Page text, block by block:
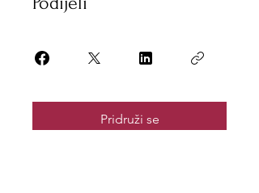
Pridruži se